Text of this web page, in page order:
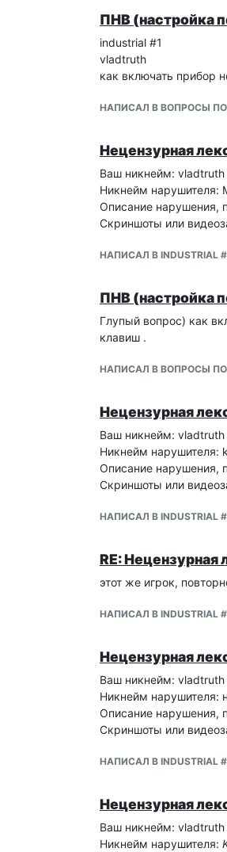
ПНВ (настройка
industrial #1
vladtruth
как включать прибор
НАПИСАЛ В ВОПРОСЫ ПО
Нецензурная
Ваш никнейм: vladtruth
Никнейм нарушителя:
Описание нарушения,
Скриншоты или
НАПИСАЛ В INDUSTRIAL
ПНВ (настройка
Глупый вопрос) как
клавиш .
НАПИСАЛ В ВОПРОСЫ ПО
Нецензурная
Ваш никнейм: vladtruth
Никнейм нарушителя:
Описание нарушения,
Скриншоты или
НАПИСАЛ В INDUSTRIAL
RE: Нецензурная
этот же игрок,
НАПИСАЛ В INDUSTRIAL
Нецензурная
Ваш никнейм: vladtruth
Никнейм нарушителя:
Описание нарушения,
Скриншоты или
НАПИСАЛ В INDUSTRIAL
Нецензурная
Ваш никнейм: vladtruth
Никнейм нарушителя: